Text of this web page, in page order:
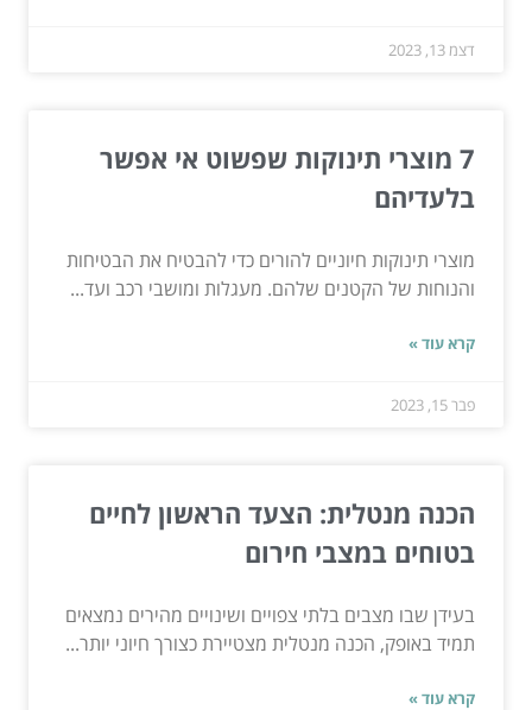
דצמ 13, 2023
7 מוצרי תינוקות שפשוט אי אפשר
בלעדיהם
מוצרי תינוקות חיוניים להורים כדי להבטיח את הבטיחות
והנוחות של הקטנים שלהם. מעגלות ומושבי רכב ועד...
קרא עוד »
פבר 15, 2023
הכנה מנטלית: הצעד הראשון לחיים
בטוחים במצבי חירום
בעידן שבו מצבים בלתי צפויים ושינויים מהירים נמצאים
תמיד באופק, הכנה מנטלית מצטיירת כצורך חיוני יותר...
קרא עוד »